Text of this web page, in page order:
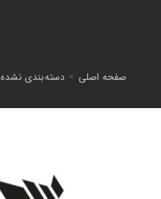
صفحه اصلی > دسته‌بندی نشده